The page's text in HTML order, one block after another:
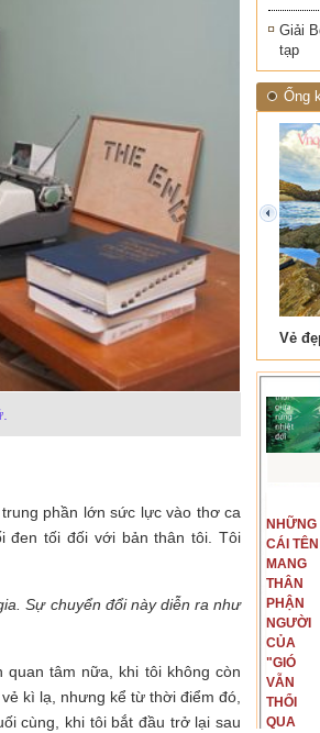
phần lớn sức lực vào thơ ca
đen tối đối với bản thân tôi. Tôi
Sự chuyển đổi này diễn ra như
tâm nữa, khi tôi không còn
kì lạ, nhưng kể từ thời điểm đó,
cùng, khi tôi bắt đầu trở lại sau
Giải
tạp
Ống
Lẫm liệt Hải Vân quan
prev
Là người đi dọc biên giới phía
Bắc, tôi có thế mạnh khi hình
dung, mở ra không gian của giai
NHỮNG
CÁI TÊN
MANG
THÂN
PHẬN
NGƯỜI
CỦA
"GIÓ
VẪN
THỔI
QUA